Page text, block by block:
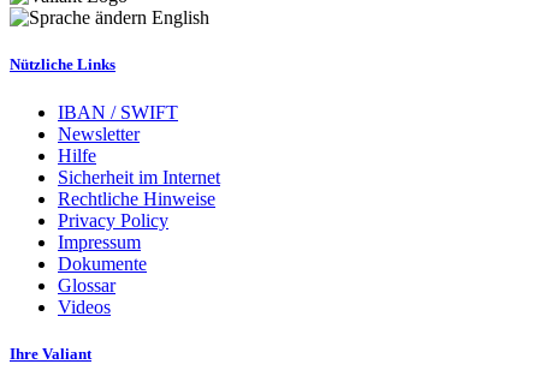
English
Nützliche Links
IBAN / SWIFT
Newsletter
Hilfe
Sicherheit im Internet
Rechtliche Hinweise
Privacy Policy
Impressum
Dokumente
Glossar
Videos
Ihre Valiant